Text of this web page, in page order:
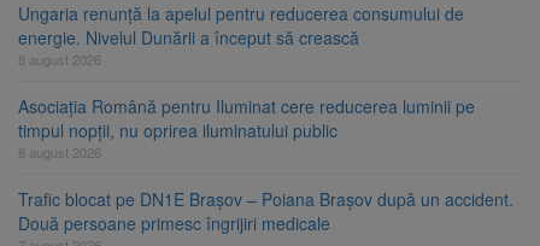
Ungaria renunță la apelul pentru reducerea consumului de
energie. Nivelul Dunării a început să crească
8 august 2026
Asociația Română pentru Iluminat cere reducerea luminii pe
timpul nopții, nu oprirea iluminatului public
8 august 2026
Trafic blocat pe DN1E Brașov – Poiana Brașov după un accident.
Două persoane primesc îngrijiri medicale